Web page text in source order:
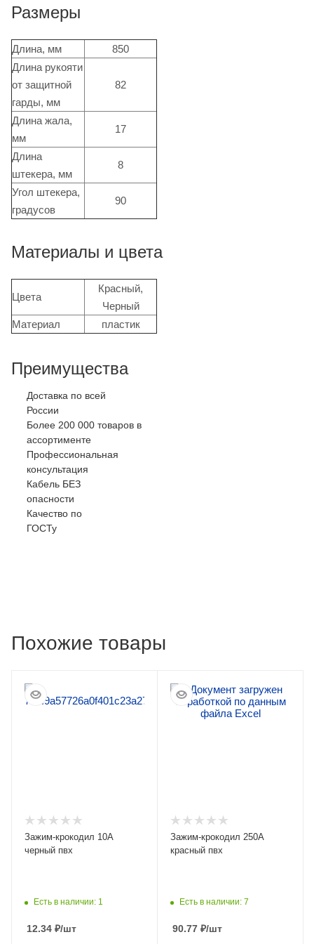
Размеры
Длина, мм
850
Длина рукояти
от защитной
гарды, мм
82
Длина жала,
мм
17
Длина
штекера, мм
8
Угол штекера,
градусов
90
Материалы и цвета
Цвета
Красный,
Черный
Материал
пластик
Преимущества
Доставка по всей
России
Более 200 000 товаров в
ассортименте
Профессиональная
консультация
Кабель БЕЗ
опасности
Качество по
ГОСТу
Похожие товары
Зажим-крокодил 10А
черный пвх
Есть в наличии: 1
12.34 ₽/шт
Зажим-крокодил 250А
красный пвх
Есть в наличии: 7
90.77 ₽/шт